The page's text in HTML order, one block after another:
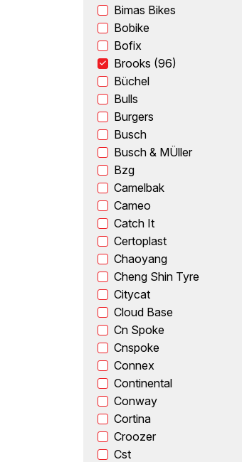
Bimas Bikes
Bobike
Bofix
Brooks (96)
Büchel
Bulls
Burgers
Busch
Busch & MÜller
Bzg
Camelbak
Cameo
Catch It
Certoplast
Chaoyang
Cheng Shin Tyre
Citycat
Cloud Base
Cn Spoke
Cnspoke
Connex
Continental
Conway
Cortina
Croozer
Cst